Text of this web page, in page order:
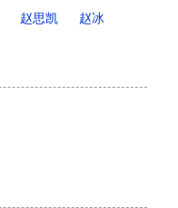
赵思凯
赵冰